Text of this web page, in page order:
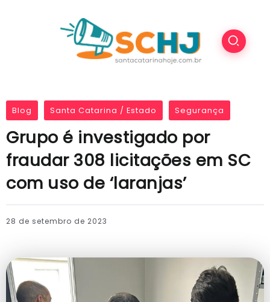
Blog Santa Catarina / Estado Segurança
Grupo é investigado por
fraudar 308 licitações em SC
com uso de ‘laranjas’
28 de setembro de 2023